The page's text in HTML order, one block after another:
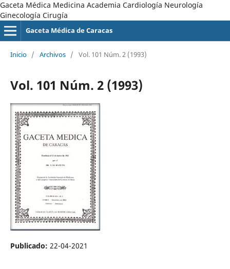
Gaceta Médica Medicina Academia Cardiología Neurología
Ginecología Cirugía
Gaceta Médica de Caracas
Inicio / Archivos / Vol. 101 Núm. 2 (1993)
Vol. 101 Núm. 2 (1993)
Publicado: 22-04-2021